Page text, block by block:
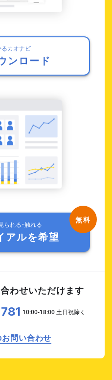
カオナビ
ンロード
れる・触れる
アルを希望
わせいただけます
問い合わせ